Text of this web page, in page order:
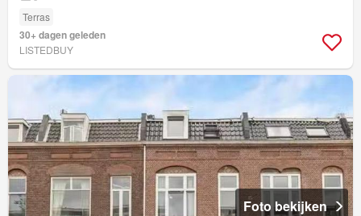
Terras
30+ dagen geleden
LISTEDBUY
Foto bekijken